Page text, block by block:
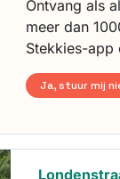
Ontvang als
meer dan
Stekkies-app
Ja, stuur mij